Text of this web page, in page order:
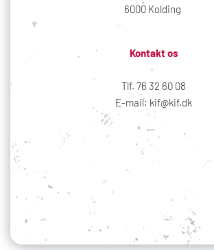
6000 Kolding
Kontakt os
Tlf. 76 32 60 08
E-mail: kif@kif.dk
Sociale medier
Din profil